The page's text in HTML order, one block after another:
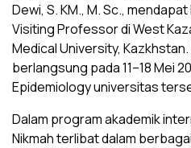
Dewi, S. KM., M. Sc.,
Visiting Professor di West
Medical University,
berlangsung pada 11–18 Mei
Epidemiology universitas
Dalam program akademik
Nikmah terlibat dalam